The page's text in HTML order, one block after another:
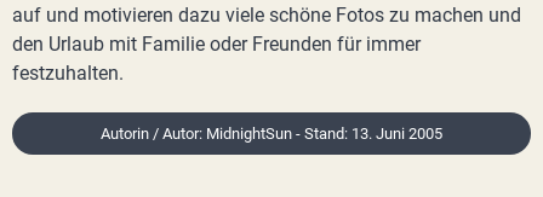
auf und motivieren dazu viele schöne Fotos zu machen und
den Urlaub mit Familie oder Freunden für immer
festzuhalten.
Autorin / Autor: MidnightSun - Stand: 13. Juni 2005